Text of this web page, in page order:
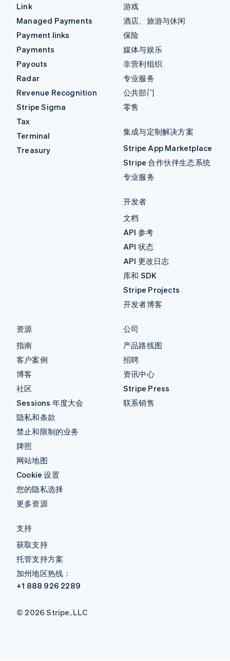
Link
Managed Payments
Payment links
Payments
Payouts
Radar
Revenue Recognition
Stripe Sigma
Tax
Terminal
Treasury
游戏
酒店、旅游与休闲
保险
媒体与娱乐
非营利组织
专业服务
公共部门
零售
集成与定制解决方案
Stripe App Marketplace
Stripe 合作伙伴生态系统
专业服务
开发者
文档
API 参考
API 状态
API 更改日志
库和 SDK
Stripe Projects
开发者博客
资源
指南
客户案例
博客
社区
Sessions 年度大会
隐私和条款
禁止和限制的业务
牌照
网站地图
Cookie 设置
您的隐私选择
更多资源
公司
产品路线图
招聘
资讯中心
Stripe Press
联系销售
支持
获取支持
托管支持方案
加州地区热线：
+1 888 926 2289
© 2026 Stripe, LLC